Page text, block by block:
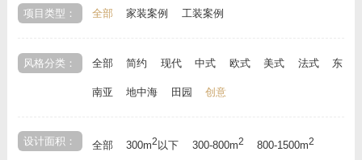
项目类型： 全部 家装案例 工装案例
风格分类： 全部 简约 现代 中式 欧式 美式 法式 东
南亚 地中海 田园 创意
设计面积： 全部 300m2 以下 300-800m2 800-1500m2